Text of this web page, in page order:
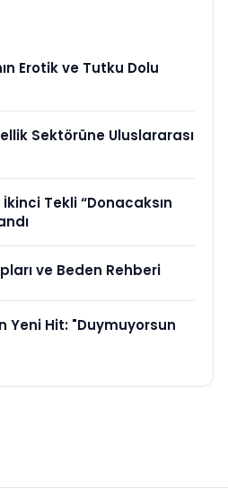
Erotik ve Tutku Dolu
Sektörüne Uluslararası
Tekli “Donacaksın
ve Beden Rehberi
Yeni Hit: "Duymuyorsun